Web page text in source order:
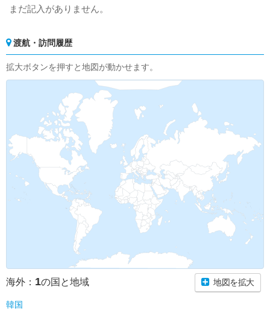
まだ記入がありません。
渡航・訪問履歴
拡大ボタンを押すと地図が動かせます。
海外： 1の国と地域 地図を拡大
韓国